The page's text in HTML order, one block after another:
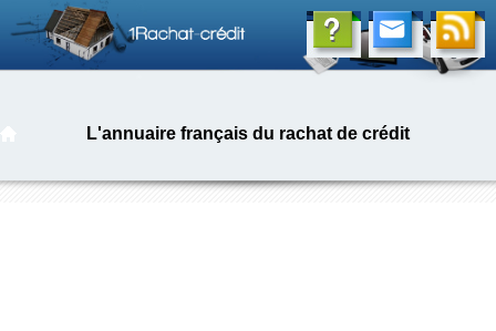
L'annuaire français du rachat de crédit